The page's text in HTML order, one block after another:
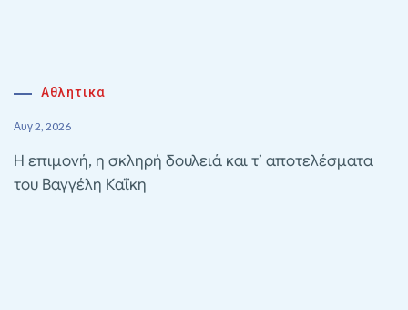
Αθλητικα
Αυγ 2, 2026
Η επιμονή, η σκληρή δουλειά και τ’ αποτελέσματα
του Βαγγέλη Καΐκη